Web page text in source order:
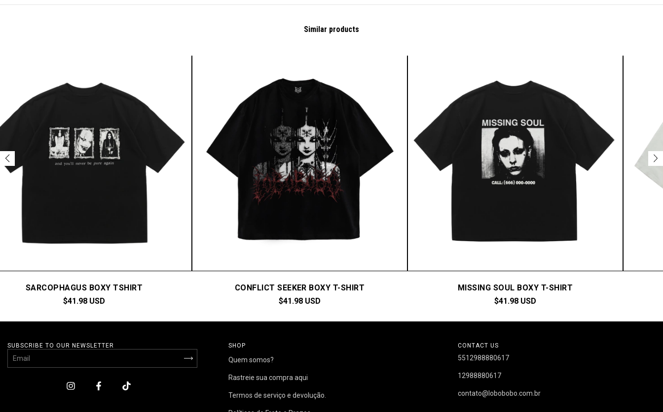
Similar products
SARCOPHAGUS BOXY TSHIRT
$41.98 USD
CONFLICT SEEKER BOXY T-SHIRT
$41.98 USD
MISSING SOUL BOXY T-SHIRT
$41.98 USD
SUBSCRIBE TO OUR NEWSLETTER SHOP
Quem somos?
Rastreie sua compra aqui
Termos de serviço e devolução.
CONTACT US
5512988880617
12988880617
contato@lobobobo.com.br